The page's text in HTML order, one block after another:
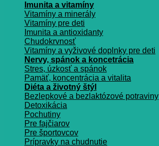
Imunita a vitamíny
Vitamíny a minerály
Vitamíny pre deti
Imunita a antioxidanty
Chudokrvnosť
Vitamíny a vyživové doplnky pre deti
Nervy, spánok a koncetrácia
Stres, úzkosť a spánok
Pamäť, koncentrácia a vitalita
Diéta a životný štýl
Bezlepkové a bezlaktózové potraviny
Detoxikácia
Pochutiny
Pre fajčiarov
Pre športovcov
Prípravky na chudnutie